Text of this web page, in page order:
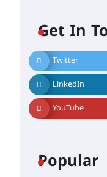
Get In
Twitter
LinkedIn
YouTube
Popular